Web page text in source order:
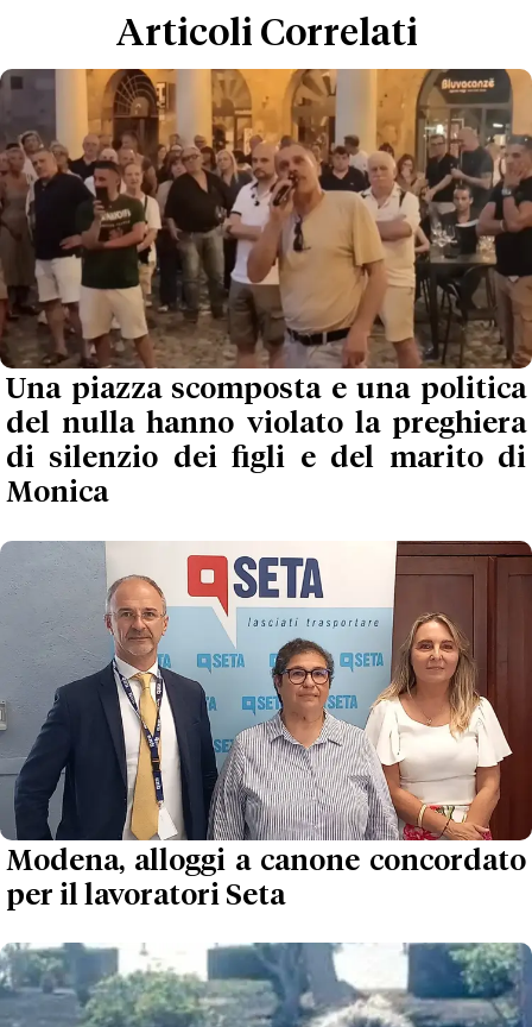
Articoli Correlati
Una piazza scomposta e una politica
del nulla hanno violato la preghiera
di silenzio dei figli e del marito di
Monica
Modena, alloggi a canone concordato
per il lavoratori Seta